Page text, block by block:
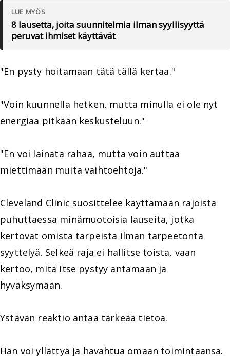
LUE MYÖS
8 lausetta, joita suunnitelmia ilman syyllisyyttä
peruvat ihmiset käyttävät
"En pysty hoitamaan tätä tällä kertaa."
"Voin kuunnella hetken, mutta minulla ei ole nyt
energiaa pitkään keskusteluun."
"En voi lainata rahaa, mutta voin auttaa
miettimään muita vaihtoehtoja."
Cleveland Clinic suosittelee käyttämään rajoista
puhuttaessa minämuotoisia lauseita, jotka
kertovat omista tarpeista ilman tarpeetonta
syyttelyä. Selkeä raja ei hallitse toista, vaan
kertoo, mitä itse pystyy antamaan ja
hyväksymään.
Ystävän reaktio antaa tärkeää tietoa.
Hän voi yllättyä ja havahtua omaan toimintaansa.